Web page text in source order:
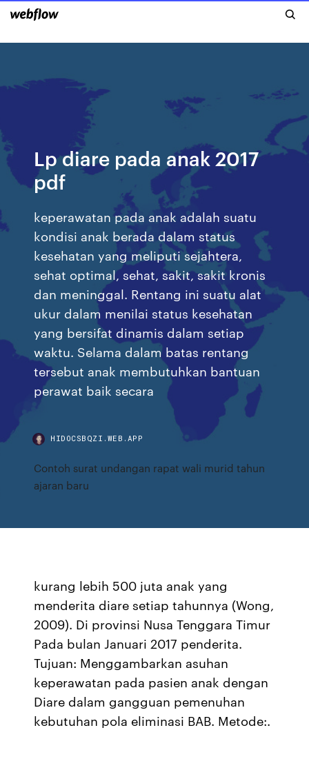
Lp diare pada anak 2017
pdf
keperawatan pada anak adalah suatu
kondisi anak berada dalam status
kesehatan yang meliputi sejahtera,
sehat optimal, sehat, sakit, sakit kronis
dan meninggal. Rentang ini suatu alat
ukur dalam menilai status kesehatan
yang bersifat dinamis dalam setiap
waktu. Selama dalam batas rentang
tersebut anak membutuhkan bantuan
perawat baik secara
HIDOCSBQZI.WEB.APP
Contoh surat undangan rapat wali murid tahun
ajaran baru
kurang lebih 500 juta anak yang
menderita diare setiap tahunnya (Wong,
2009). Di provinsi Nusa Tenggara Timur
Pada bulan Januari 2017 penderita.
Tujuan: Menggambarkan asuhan
keperawatan pada pasien anak dengan
Diare dalam gangguan pemenuhan
kebutuhan pola eliminasi BAB. Metode:.